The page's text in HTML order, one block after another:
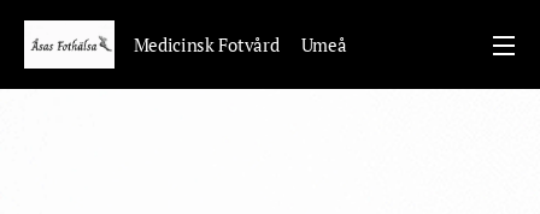
Medicinsk Fotvård Umeå